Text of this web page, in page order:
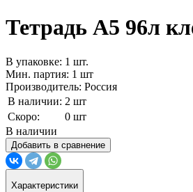
Тетрадь А5 96л
В упаковке: 1 шт.
Мин. партия: 1 шт
Производитель: Россия
В наличии: 2 шт
Скоро:
0 шт
В наличии
Добавить в сравнение
Характеристики